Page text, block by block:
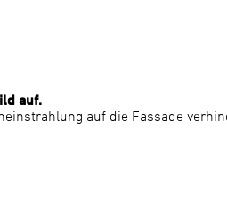
auf.
auf die Fassade